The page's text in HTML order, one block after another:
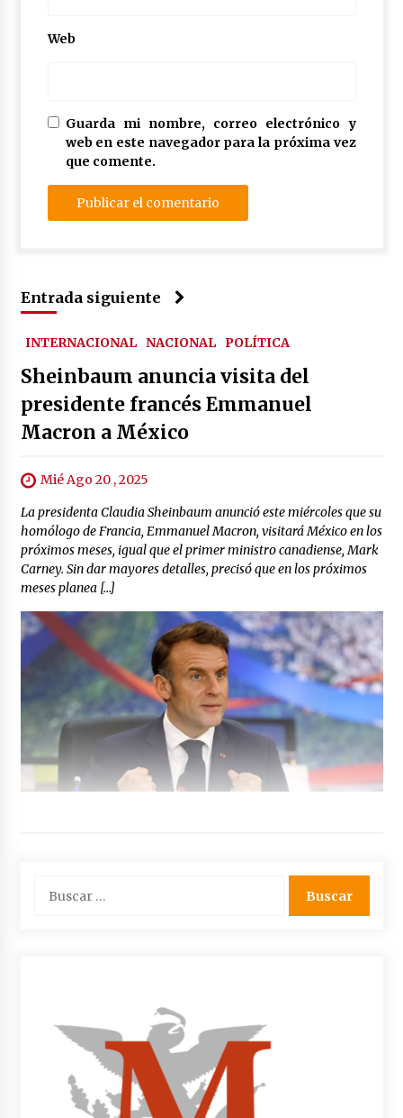
Web
Guarda mi nombre, correo electrónico y
web en este navegador para la próxima vez
que comente.
Entrada siguiente
INTERNACIONAL NACIONAL POLÍTICA
Sheinbaum anuncia visita del
presidente francés Emmanuel
Macron a México
Mié Ago 20 , 2025
La presidenta Claudia Sheinbaum anunció este miércoles que su
homólogo de Francia, Emmanuel Macron, visitará México en los
próximos meses, igual que el primer ministro canadiense, Mark
Carney. Sin dar mayores detalles, precisó que en los próximos
meses planea […]